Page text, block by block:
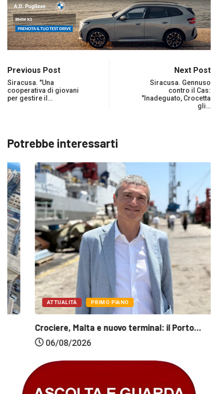
Previous Post
Siracusa. "Una
cooperativa di giovani
per gestire il…
Next Post
Siracusa. Gennuso
contro il Cas:
"Inadeguato, Crocetta
gli…
Potrebbe interessarti
ATTUALITÀ PRIMO PIANO
Crociere, Malta e nuovo terminal: il Porto...
06/08/2026